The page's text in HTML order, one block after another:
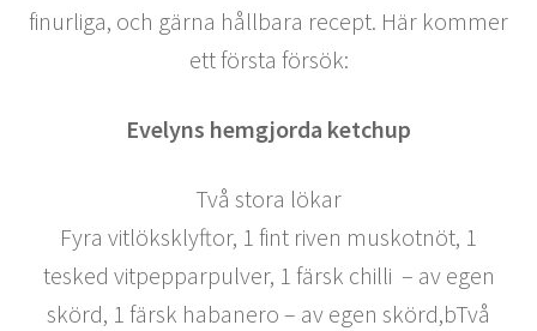
finurliga, och gärna hållbara recept. Här kommer
ett första försök:
Evelyns hemgjorda ketchup
Två stora lökar
Fyra vitlöksklyftor, 1 fint riven muskotnöt, 1
tesked vitpepparpulver, 1 färsk chilli – av egen
skörd, 1 färsk habanero – av egen skörd,bTvå